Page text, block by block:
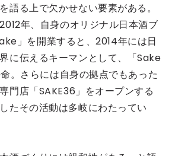
語る上で欠かせない要素がある。
年、自身のオリジナル日本酒ブ
」を開業すると、2014年には日
に伝えるキーマンとして、「Sake
。さらには自身の拠点でもあった
門店「SAKE36」をオープンする
たその活動は多岐にわたってい